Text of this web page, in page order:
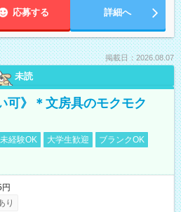
応募する 詳細へ
掲載日：2026.08.07
未読
可》＊文房具のモクモク
経験OK 大学生歓迎
ブランクOK
り